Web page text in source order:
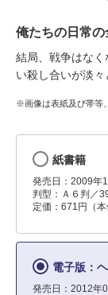
俺たちの日常の
結局、戦争はな
い殺し合いが淡
※画像は表紙及び帯等
紙書籍
発売日：2009年
判型：Ａ６判／
定価：671円（本
電子版：
発売日：2012年